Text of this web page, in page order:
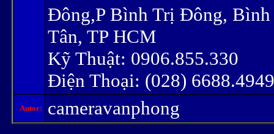
Đông,P Bình Trị Đông, Bình
Tân, TP HCM
Kỹ Thuật: 0906.855.330
Điện Thoại: (028) 6688.4949
Autor: cameravanphong